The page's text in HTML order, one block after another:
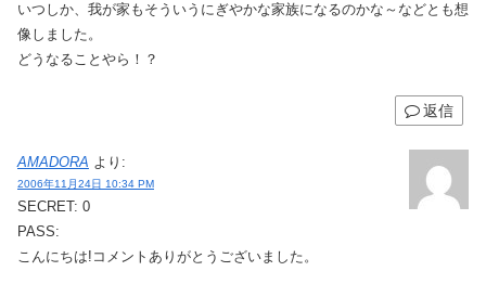
いつしか、我が家もそういうにぎやかな家族になるのかな～などとも想
像しました。
どうなることやら！？
返信
AMADORA より:
2006年11月24日 10:34 PM
SECRET: 0
PASS:
こんにちは!コメントありがとうございました。